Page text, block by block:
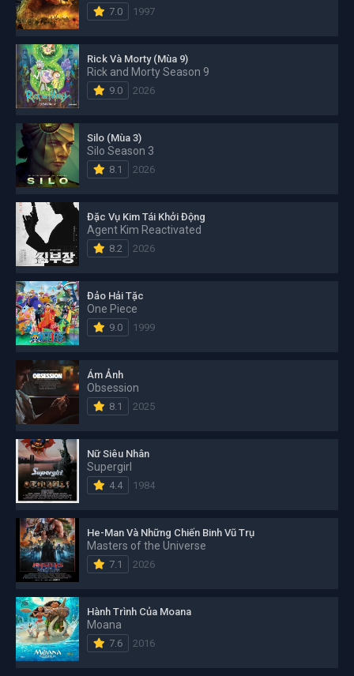
7.0 1997
Rick Và Morty (Mùa 9)
Rick and Morty Season 9
9.0 2026
Silo (Mùa 3)
Silo Season 3
8.1 2026
Đặc Vụ Kim Tái Khởi Động
Agent Kim Reactivated
8.2 2026
Đảo Hải Tặc
One Piece
9.0 1999
Ám Ảnh
Obsession
8.1 2025
Nữ Siêu Nhân
Supergirl
4.4 1984
He-Man Và Những Chiến Binh Vũ Trụ
Masters of the Universe
7.1 2026
Hành Trình Của Moana
Moana
7.6 2016